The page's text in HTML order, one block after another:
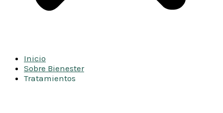
Inicio
Sobre Bienester
Tratamientos